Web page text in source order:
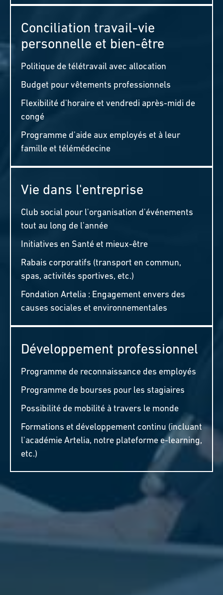
Conciliation travail-vie
personnelle et bien-être
Politique de télétravail avec allocation
Budget pour vêtements professionnels
Flexibilité d'horaire et vendredi après-midi de
congé
Programme d'aide aux employés et à leur
famille et télémédecine
Vie dans l'entreprise
Club social pour l'organisation d'événements
tout au long de l'année
Initiatives en Santé et mieux-être
Rabais corporatifs (transport en commun,
spas, activités sportives, etc.)
Fondation Artelia : Engagement envers des
causes sociales et environnementales
Développement professionnel
Programme de reconnaissance des employés
Programme de bourses pour les stagiaires
Possibilité de mobilité à travers le monde
Formations et développement continu (incluant
l'académie Artelia, notre plateforme e-learning,
etc.)